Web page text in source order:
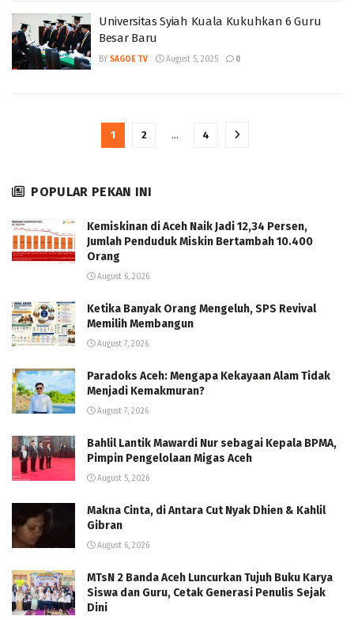
Universitas Syiah Kuala Kukuhkan 6 Guru
Besar Baru
BY SAGOE TV August 5, 2025 0
1 2 … 4
POPULAR PEKAN INI
Kemiskinan di Aceh Naik Jadi 12,34 Persen,
Jumlah Penduduk Miskin Bertambah 10.400
Orang
August 6, 2026
Ketika Banyak Orang Mengeluh, SPS Revival
Memilih Membangun
August 7, 2026
Paradoks Aceh: Mengapa Kekayaan Alam Tidak
Menjadi Kemakmuran?
August 7, 2026
Bahlil Lantik Mawardi Nur sebagai Kepala BPMA,
Pimpin Pengelolaan Migas Aceh
August 5, 2026
Makna Cinta, di Antara Cut Nyak Dhien & Kahlil
Gibran
August 6, 2026
MTsN 2 Banda Aceh Luncurkan Tujuh Buku Karya
Siswa dan Guru, Cetak Generasi Penulis Sejak
Dini